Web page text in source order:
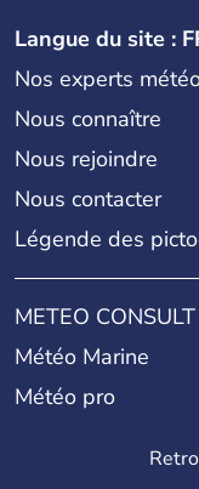
Langue du site :
Nos experts
Nous connaître
Nous rejoindre
Nous contacter
Légende des
METEO CONSULT
Météo Marine
Météo pro